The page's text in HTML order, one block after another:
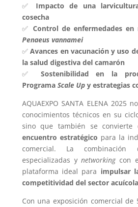
✅ Impacto de una
cosecha
✅ Control de enfermedades en
Penaeus vannamei
✅Avances en vacunación y uso
la salud digestiva del camarón
✅ Sostenibilidad en la
Programa Scale Upy estrategias
AQUAEXPO SANTA ELENA 2025
conocimientos técnicos en su
sino que también se convierte
encuentro estratégico para la
comercial. La combinación
especializadas ynetworkingcon
plataforma ideal para impulsar
competitividad del sector
Con una exposición comercial de